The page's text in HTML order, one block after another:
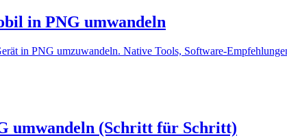
in PNG umwandeln
in PNG umzuwandeln. Native Tools, Software-
umwandeln (Schritt für Schritt)